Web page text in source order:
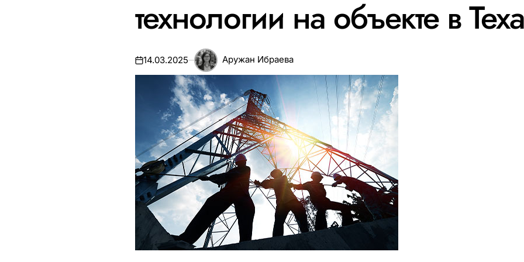
технологии на объекте в
14.03.2025 Аружан Ибраева